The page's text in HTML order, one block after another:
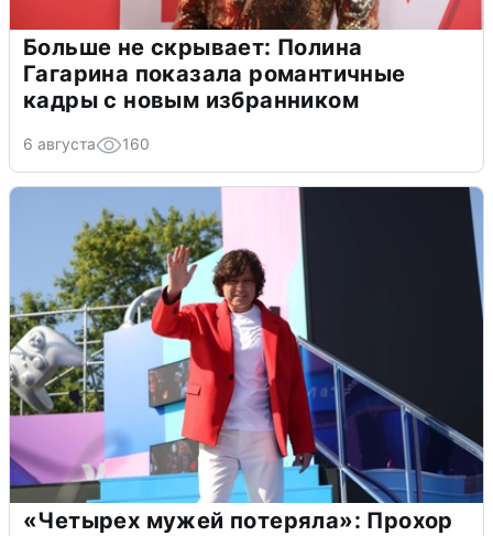
Больше не скрывает: Полина
Гагарина показала романтичные
кадры с новым избранником
6 августа 160
«Четырех мужей потеряла»: Прохор